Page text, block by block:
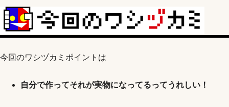
今回のワシヅカミポイントは
自分で作ってそれが実物になってるってうれしい！